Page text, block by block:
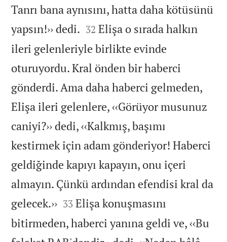
Tanrı bana aynısını, hatta daha kötüsünü
yapsın!›› dedi. 

32 Elişa o sırada halkın
ileri gelenleriyle birlikte evinde
oturuyordu. Kral önden bir haberci
gönderdi. Ama daha haberci gelmeden,
Elişa ileri gelenlere, ‹‹Görüyor musunuz
caniyi?›› dedi, ‹‹Kalkmış, başımı
kestirmek için adam gönderiyor! Haberci
geldiğinde kapıyı kapayın, onu içeri
almayın. Çünkü ardından efendisi kral da
gelecek.››
33 Elişa konuşmasını
bitirmeden, haberci yanına geldi ve, ‹‹Bu